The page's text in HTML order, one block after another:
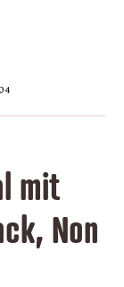
mit
Non